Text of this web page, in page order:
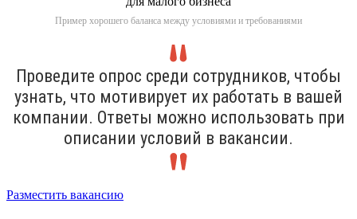
Пример хорошего баланса между условиями и требованиями
Проведите опрос среди сотрудников, чтобы
узнать, что мотивирует их работать в вашей
компании. Ответы можно использовать при
описании условий в вакансии.
Разместить вакансию